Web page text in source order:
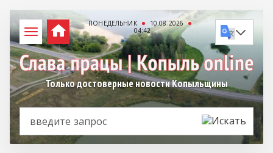
ПОНЕДЕЛЬНИК
10.08.2026
04:42
Только достоверные новости Копыльщины